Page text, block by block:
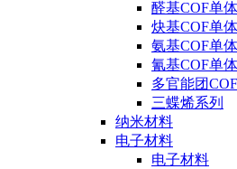
醛基COF单体
炔基COF单体
氨基COF单体
氰基COF单体
多官能团
三蝶烯系列
纳米材料
电子材料
电子材料